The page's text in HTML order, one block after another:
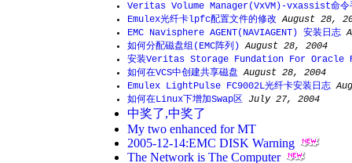
Veritas Volume Manager(VxVM)-vxassist命令
Emulex光纤卡lpfc配置文件的修改 August 28,
EMC Navisphere AGENT(NAVIAGENT) 安装日志
如何分配磁盘组(EMC阵列)August 28, 2004
安装Veritas Storage Fundation For Oracle
如何在VCS中创建共享磁盘 August 28, 2004
Emulex LightPulse FC9002L光纤卡安装日志
如何在Linux下增加Swap区 July 27, 2004
中奖了,中奖了
My two enhanced for MT
2005-12-14:EMC DISK Warning
The Network is The Computer